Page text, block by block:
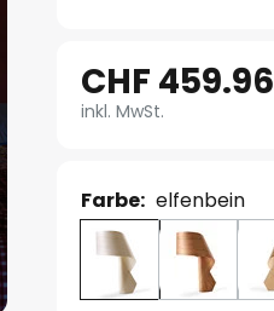
CHF 459.96
inkl. MwSt.
Farbe: elfenbein